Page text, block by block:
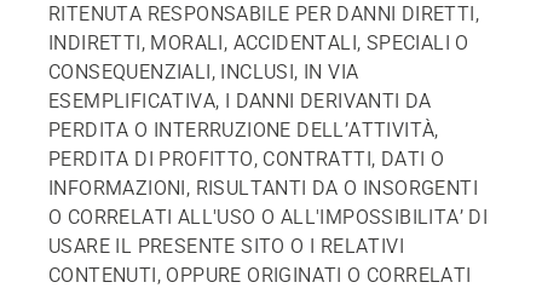
RITENUTA RESPONSABILE PER DANNI DIRETTI,
INDIRETTI, MORALI, ACCIDENTALI, SPECIALI O
CONSEQUENZIALI, INCLUSI, IN VIA
ESEMPLIFICATIVA, I DANNI DERIVANTI DA
PERDITA O INTERRUZIONE DELL’ATTIVITÀ,
PERDITA DI PROFITTO, CONTRATTI, DATI O
INFORMAZIONI, RISULTANTI DA O INSORGENTI
O CORRELATI ALL'USO O ALL'IMPOSSIBILITA’ DI
USARE IL PRESENTE SITO O I RELATIVI
CONTENUTI, OPPURE ORIGINATI O CORRELATI